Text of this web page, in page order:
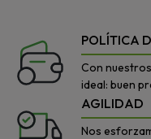
POLÍTICA
Con
ideal: buen
AGILIDAD
Nos